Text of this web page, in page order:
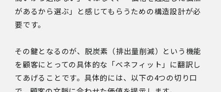
があるから選ぶ」と感じてもらうための構造設計が必
要です。
その鍵となるのが、脱炭素（排出量削減）という機能
を顧客にとっての具体的な「ベネフィット」に翻訳し
てあげることです。具体的には、以下の4つの切り口